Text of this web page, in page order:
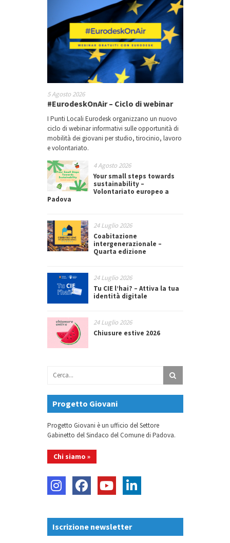
5 Agosto 2026
#EurodeskOnAir – Ciclo di webinar
I Punti Locali Eurodesk organizzano un nuovo
ciclo di webinar informativi sulle opportunità di
mobilità dei giovani per studio, tirocinio, lavoro
e volontariato.
4 Agosto 2026
Your small steps towards
sustainability –
Volontariato europeo a
Padova
24 Luglio 2026
Coabitazione
intergenerazionale –
Quarta edizione
24 Luglio 2026
Tu CIE l’hai? – Attiva la tua
identità digitale
24 Luglio 2026
Chiusure estive 2026
Progetto Giovani
Progetto Giovani è un ufficio del Settore
Gabinetto del Sindaco del Comune di Padova.
Chi siamo »
Iscrizione newsletter